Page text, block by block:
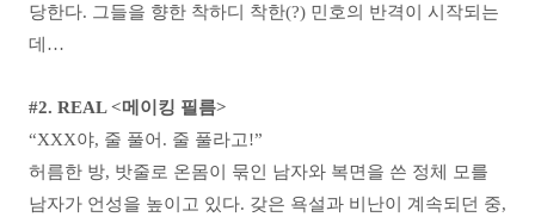
당한다. 그들을 향한 착하디 착한(?) 민호의 반격이 시작되는
데…
#2. REAL <메이킹 필름>
“XXX야, 줄 풀어. 줄 풀라고!”
허름한 방, 밧줄로 온몸이 묶인 남자와 복면을 쓴 정체 모를
남자가 언성을 높이고 있다. 갖은 욕설과 비난이 계속되던 중,